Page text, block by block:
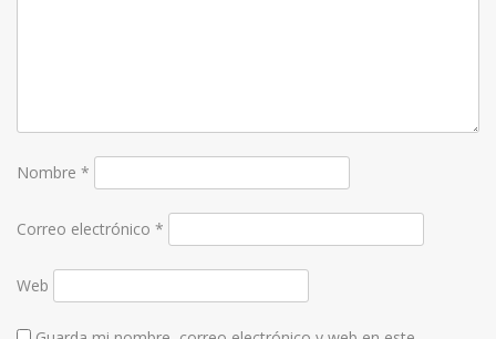
Nombre *
Correo electrónico *
Web